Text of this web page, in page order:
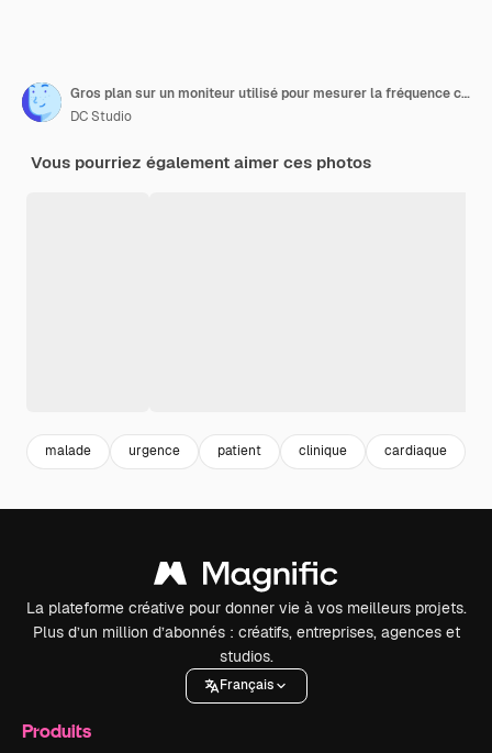
Gros plan sur un moniteur utilisé pour mesurer la fréquence cardiaque et le pouls pour les soins de santé. Personne dans la salle d'hôpital avec la technologie et les instruments médicaux pour les soins intensifs et la récupération des patients.
DC Studio
Vous pourriez également aimer ces photos
malade urgence patient clinique cardiaque
La plateforme créative pour donner vie à vos meilleurs projets.
Plus d’un million d’abonnés : créatifs, entreprises, agences et
studios.
Français
Produits